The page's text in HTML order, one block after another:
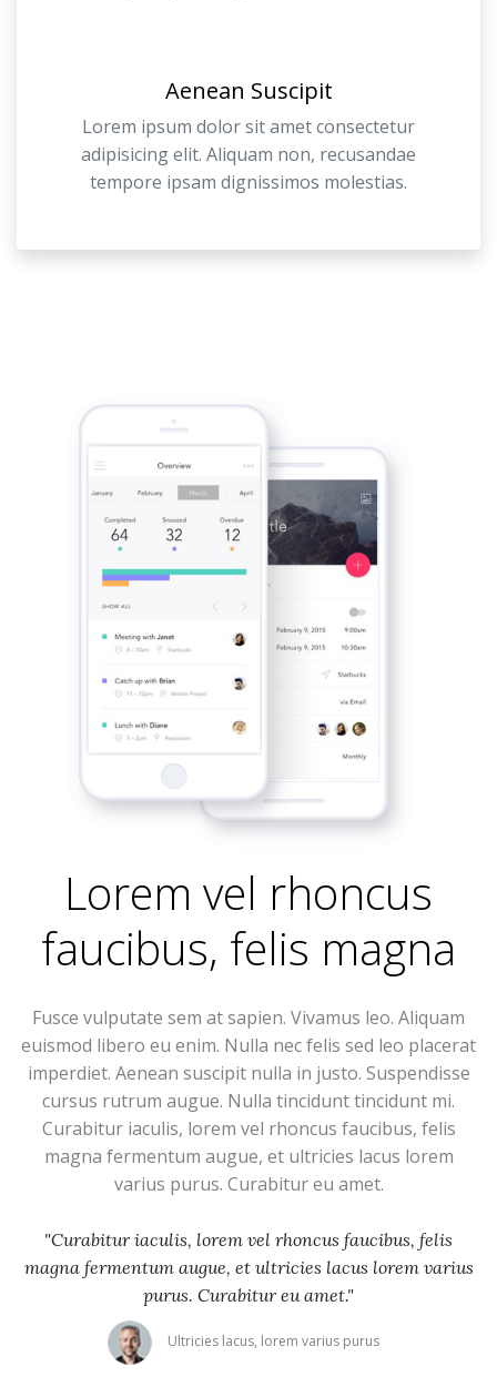
Aenean Suscipit
Lorem ipsum dolor sit amet consectetur
adipisicing elit. Aliquam non, recusandae
tempore ipsam dignissimos molestias.
Lorem vel rhoncus
faucibus, felis magna
Fusce vulputate sem at sapien. Vivamus leo. Aliquam
euismod libero eu enim. Nulla nec felis sed leo placerat
imperdiet. Aenean suscipit nulla in justo. Suspendisse
cursus rutrum augue. Nulla tincidunt tincidunt mi.
Curabitur iaculis, lorem vel rhoncus faucibus, felis
magna fermentum augue, et ultricies lacus lorem
varius purus. Curabitur eu amet.
"Curabitur iaculis, lorem vel rhoncus faucibus, felis
magna fermentum augue, et ultricies lacus lorem varius
purus. Curabitur eu amet."
Ultricies lacus, lorem varius purus